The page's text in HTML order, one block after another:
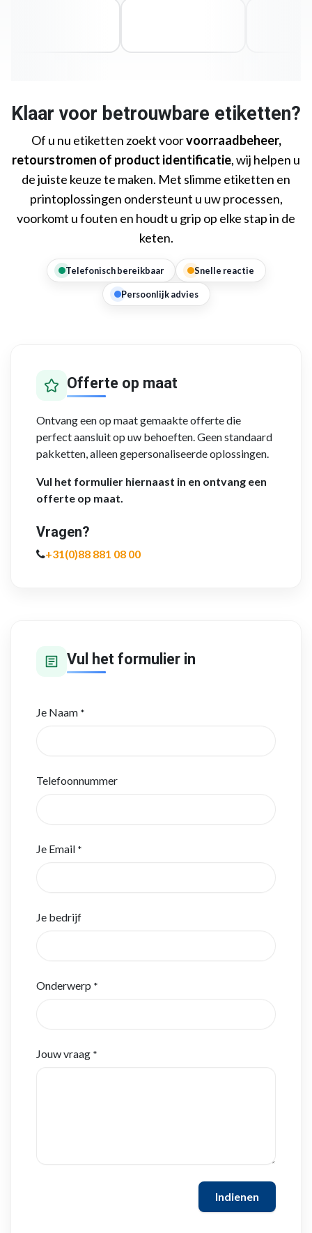
Klaar voor betrouwbare etiketten?
Of u nu etiketten zoekt voorvoorraadbeheer,
retourstromen of product identificatie, wij helpen u
de juiste keuze te maken. Met slimme etiketten en
printoplossingen ondersteunt u uw processen,
voorkomt u fouten en houdt u grip op elke stap in de
keten.
Telefonisch bereikbaar Snelle reactie
Persoonlijk advies
Offerte op maat
Ontvang een op maat gemaakte offerte die
perfect aansluit op uw behoeften. Geen standaard
pakketten, alleen gepersonaliseerde oplossingen.
Vul het formulier hiernaast in en ontvang een
offerte op maat.
Vragen?
+31(0)88 881 08 00
Vul het formulier in
Je Naam *
Telefoonnummer
Je Email *
Je bedrijf
Onderwerp *
Jouw vraag *
Indienen